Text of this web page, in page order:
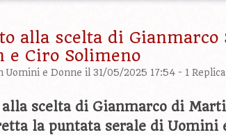
alla scelta di
e Ciro Solimeno
Uomini e Donne il 31/05/2025 17:54 - 1 Replica
scelta di Gianmarco di
la puntata serale di Uomini